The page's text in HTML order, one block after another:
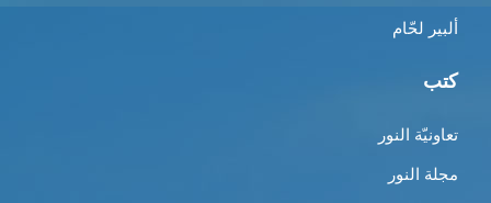
ألبير لحّام
كتب
تعاونيّة النور
مجلة النور